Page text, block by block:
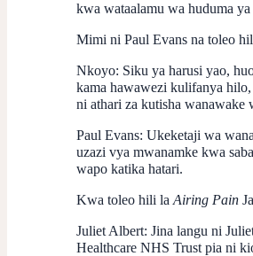
kwa wataalamu wa huduma ya
Mimi ni Paul Evans na toleo
Nkoyo: Siku ya harusi yao,
kama hawawezi kulifanya
ni athari za kutisha wanawake
Paul Evans: Ukeketaji wa
uzazi vya mwanamke kwa
wapo katika hatari.
Kwa toleo hili la Airing Pain
Juliet Albert: Jina langu ni
Healthcare NHS Trust pia ni